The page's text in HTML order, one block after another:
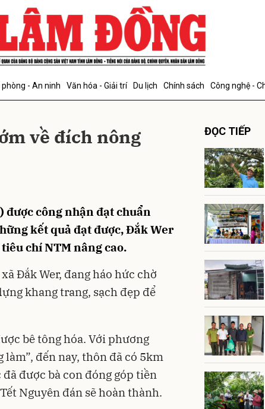
phòng - An ninh Văn hóa - Giải trí Du lịch Chính sách Công nghệ -
về đích nông
được công nhận đạt chuẩn
kết quả đạt được, Đắk Wer
chí NTM nâng cao.
Đắk Wer, đang háo hức chờ
khang trang, sạch đẹp để
bê tông hóa. Với phương
đến nay, thôn đã có 5km
được bà con đóng góp tiền
Nguyên đán sẽ hoàn thành.
ĐỌC TIẾP
Gửi